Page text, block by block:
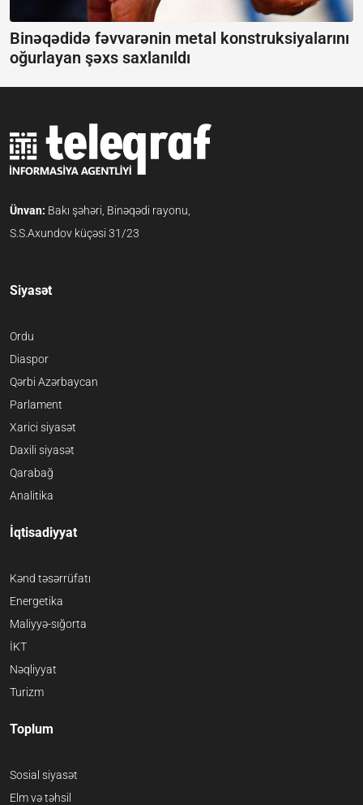
Binəqədidə fəvvarənin metal konstruksiyalarını
oğurlayan şəxs saxlanıldı
Ünvan: Bakı şəhəri, Binəqədi rayonu,
S.S.Axundov küçəsi 31/23
Siyasət
Ordu
Diaspor
Qərbi Azərbaycan
Parlament
Xarici siyasət
Daxili siyasət
Qarabağ
Analitika
İqtisadiyyat
Kənd təsərrüfatı
Energetika
Maliyyə-sığorta
İKT
Nəqliyyat
Turizm
Toplum
Sosial siyasət
Elm və təhsil